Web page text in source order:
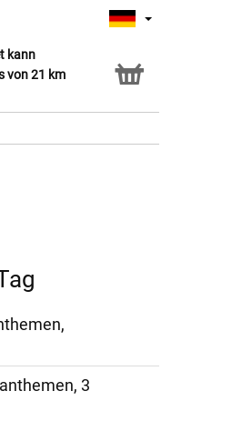
kann
von 21 km
3